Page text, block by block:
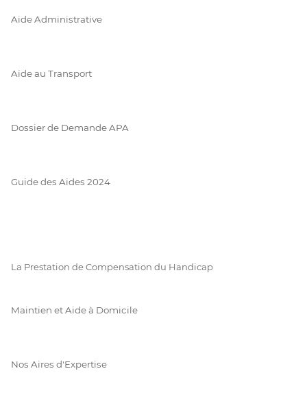
Aide Administrative
Aide au Transport
Dossier de Demande APA
Guide des Aides 2024
La Prestation de Compensation du Handicap
Maintien et Aide à Domicile
Nos Aires d'Expertise